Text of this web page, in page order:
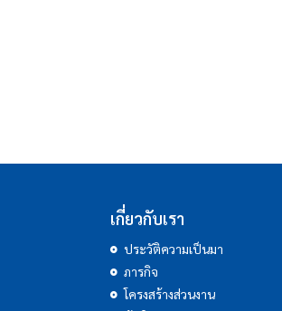
เกี่ยวกับเรา
ประวัติความเป็นมา
ภารกิจ
โครงสร้างส่วนงาน